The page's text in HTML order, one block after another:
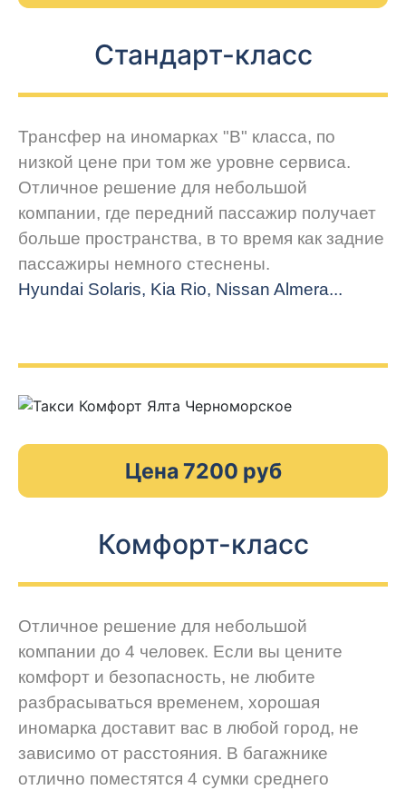
Стандарт-класс
Трансфер на иномарках "В" класса, по
низкой цене при том же уровне сервиса.
Отличное решение для небольшой
компании, где передний пассажир получает
больше пространства, в то время как задние
пассажиры немного стеснены.
Hyundai Solaris, Kia Rio, Nissan Almera...
Цена 7200 руб
Комфорт-класс
Отличное решение для небольшой
компании до 4 человек. Если вы цените
комфорт и безопасность, не любите
разбрасываться временем, хорошая
иномарка доставит вас в любой город, не
зависимо от расстояния. В багажнике
отлично поместятся 4 сумки среднего